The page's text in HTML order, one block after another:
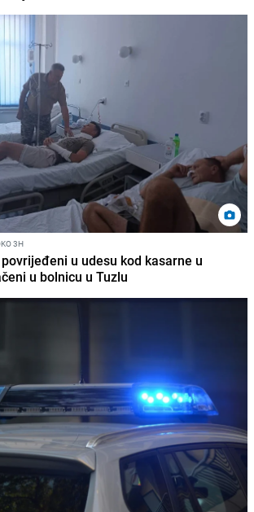
3H
u udesu kod kasarne u
u bolnicu u Tuzlu